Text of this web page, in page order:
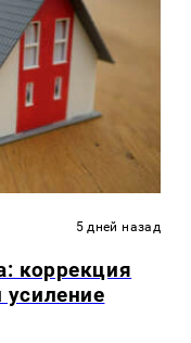
5 дней назад
коррекция